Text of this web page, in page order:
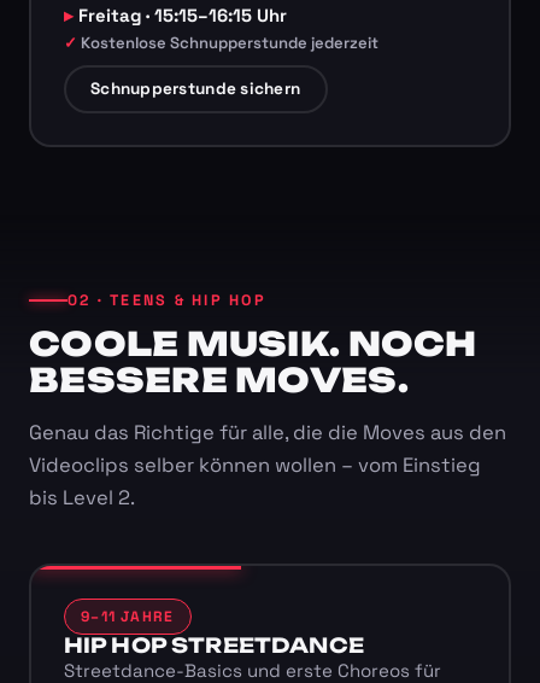
Freitag · 15:15–16:15 Uhr
Kostenlose Schnupperstunde jederzeit
Schnupperstunde sichern
02 · TEENS & HIP HOP
COOLE MUSIK. NOCH
BESSERE MOVES.
Genau das Richtige für alle, die die Moves aus den
Videoclips selber können wollen – vom Einstieg
bis Level 2.
9–11 JAHRE
HIP HOP STREETDANCE
Streetdance-Basics und erste Choreos für